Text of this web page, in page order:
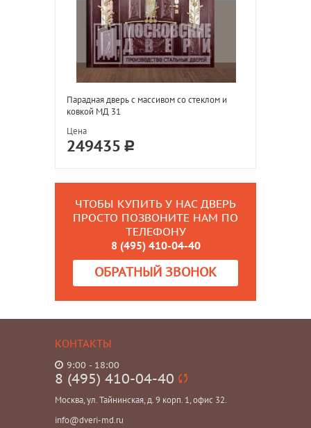
Парадная дверь с массивом со стеклом и
ковкой МД 31
Цена
249435
ЧТОБЫ КУПИТЬ У НАС ДВЕРЬ
ПРОСТО ПОЗВОНИТЕ НАМ ПО
ТЕЛЕФОНУ
8 (495) 410-04-40
ОБРАТНЫЙ ЗВОНОК
КОНТАКТЫ
9:00 - 18:00
8 (495) 410-04-40
Москва, ул. Тайнинская, д. 9 корп. 1, офис 32.
info@dveri-md.ru